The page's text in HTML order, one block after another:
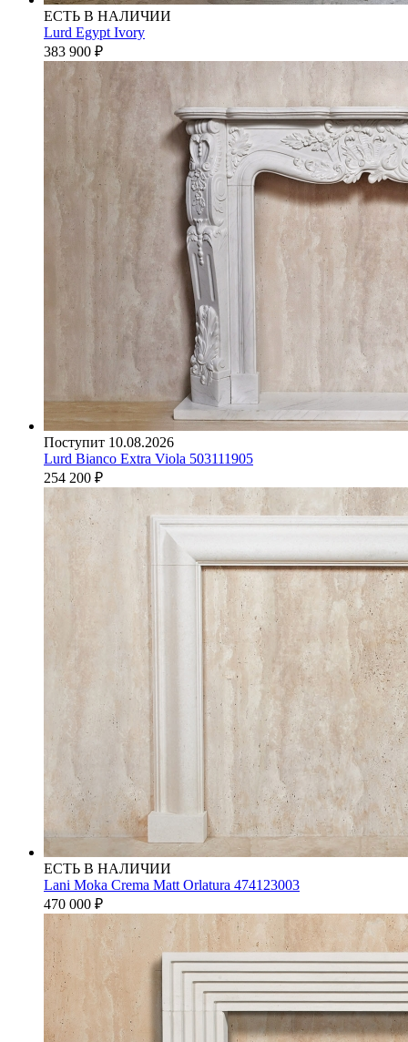
ЕСТЬ В НАЛИЧИИ
Lurd Egypt Ivory
383 900 ₽
Поступит 10.08.2026
Lurd Bianco Extra Viola 503111905
254 200 ₽
ЕСТЬ В НАЛИЧИИ
Lani Moka Crema Matt Orlatura 474123003
470 000 ₽